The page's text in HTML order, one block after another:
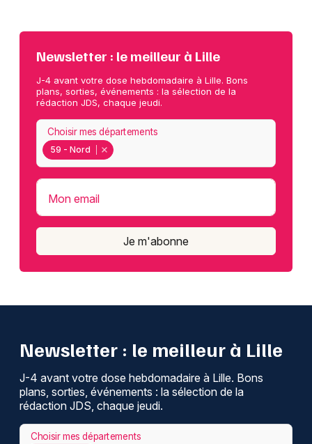
Newsletter : le meilleur à Lille
J-4 avant votre dose hebdomadaire à Lille. Bons
plans, sorties, événements : la sélection de la
rédaction JDS, chaque jeudi.
59 - Nord
Choisir mes départements
Mon email
Je m'abonne
Newsletter : le meilleur à Lille
J-4 avant votre dose hebdomadaire à Lille. Bons
plans, sorties, événements : la sélection de la
rédaction JDS, chaque jeudi.
Choisir mes départements